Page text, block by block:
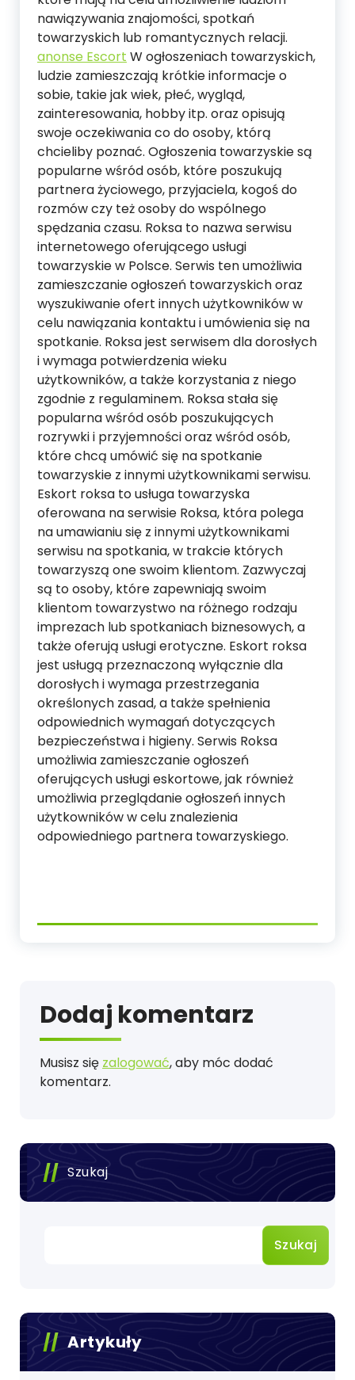
nawiązywania znajomości, spotkań
towarzyskich lub romantycznych relacji.
anonse Escort W ogłoszeniach towarzyskich,
ludzie zamieszczają krótkie informacje o
sobie, takie jak wiek, płeć, wygląd,
zainteresowania, hobby itp. oraz opisują
swoje oczekiwania co do osoby, którą
chcieliby poznać. Ogłoszenia towarzyskie są
popularne wśród osób, które poszukują
partnera życiowego, przyjaciela, kogoś do
rozmów czy też osoby do wspólnego
spędzania czasu. Roksa to nazwa serwisu
internetowego oferującego usługi
towarzyskie w Polsce. Serwis ten umożliwia
zamieszczanie ogłoszeń towarzyskich oraz
wyszukiwanie ofert innych użytkowników w
celu nawiązania kontaktu i umówienia się na
spotkanie. Roksa jest serwisem dla dorosłych
i wymaga potwierdzenia wieku
użytkowników, a także korzystania z niego
zgodnie z regulaminem. Roksa stała się
popularna wśród osób poszukujących
rozrywki i przyjemności oraz wśród osób,
które chcą umówić się na spotkanie
towarzyskie z innymi użytkownikami serwisu.
Eskort roksa to usługa towarzyska
oferowana na serwisie Roksa, która polega
na umawianiu się z innymi użytkownikami
serwisu na spotkania, w trakcie których
towarzyszą one swoim klientom. Zazwyczaj
są to osoby, które zapewniają swoim
klientom towarzystwo na różnego rodzaju
imprezach lub spotkaniach biznesowych, a
także oferują usługi erotyczne. Eskort roksa
jest usługą przeznaczoną wyłącznie dla
dorosłych i wymaga przestrzegania
określonych zasad, a także spełnienia
odpowiednich wymagań dotyczących
bezpieczeństwa i higieny. Serwis Roksa
umożliwia zamieszczanie ogłoszeń
oferujących usługi eskortowe, jak również
umożliwia przeglądanie ogłoszeń innych
użytkowników w celu znalezienia
odpowiedniego partnera towarzyskiego.
Dodaj komentarz
Musisz się zalogować, aby móc dodać
komentarz.
Szukaj
Szukaj
Artykuły